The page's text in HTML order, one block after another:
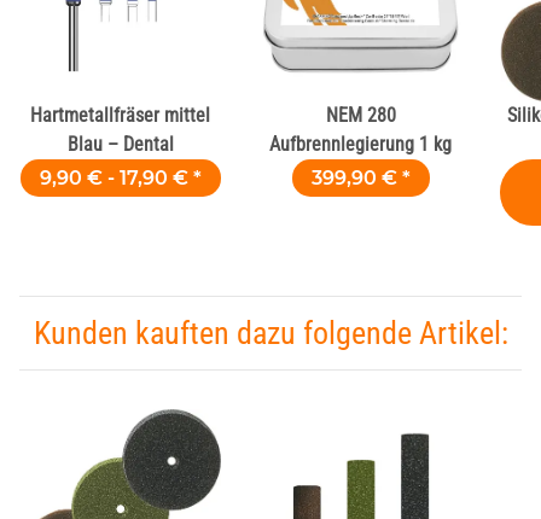
Hartmetallfräser mittel
Blau – Dental
9,90 € - 17,90 € *
NEM 280
Aufbrennlegierung 1 kg
399,90 € *
Kunden kauften dazu folgende Artikel: